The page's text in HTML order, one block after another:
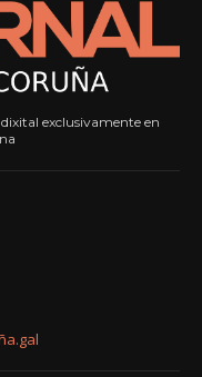
exclusivamente en